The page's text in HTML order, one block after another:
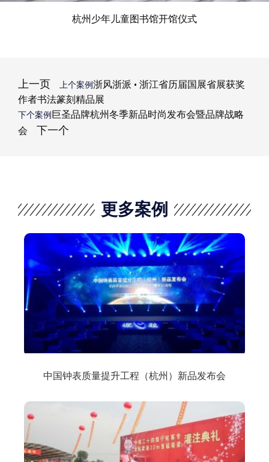
杭州少年儿童图书馆开馆仪式
上一页 上个案例浙风浙派 · 浙江省历届国展省展获奖
作者书法篆刻精品展
下个案例 巨圣品牌杭州冬季新品时尚发布会暨品牌战略
会
下一个
更多案例
中国钟表质量提升工程（杭州）新品发布会